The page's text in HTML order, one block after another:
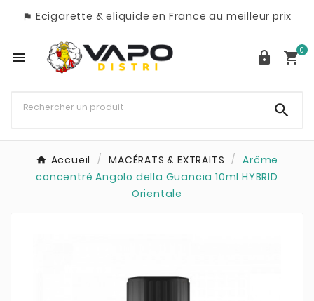
 Ecigarette & eliquide en France au meilleur prix
  0

Accueil MACÉRATS & EXTRAITS
Arôme
concentré Angolo della Guancia 10ml HYBRID
Orientale